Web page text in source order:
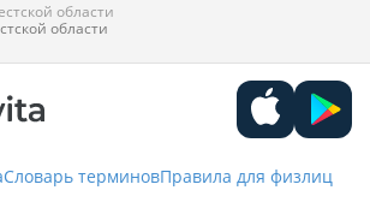
области
области
Словарь терминовПравила для физлиц